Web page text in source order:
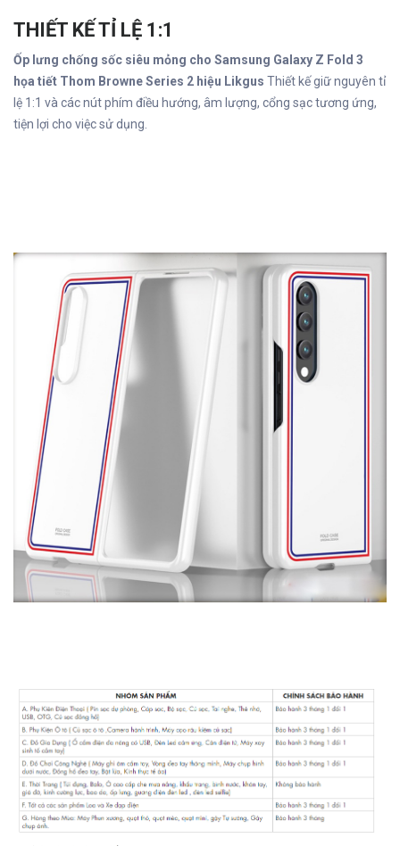
THIẾT KẾ TỈ LỆ 1:1
Ốp lưng chống sốc siêu mỏng cho Samsung Galaxy Z Fold 3
họa tiết Thom Browne Series 2 hiệu Likgus Thiết kế giữ nguyên tỉ
lệ 1:1 và các nút phím điều hướng, âm lượng, cổng sạc tương ứng,
tiện lợi cho việc sử dụng.